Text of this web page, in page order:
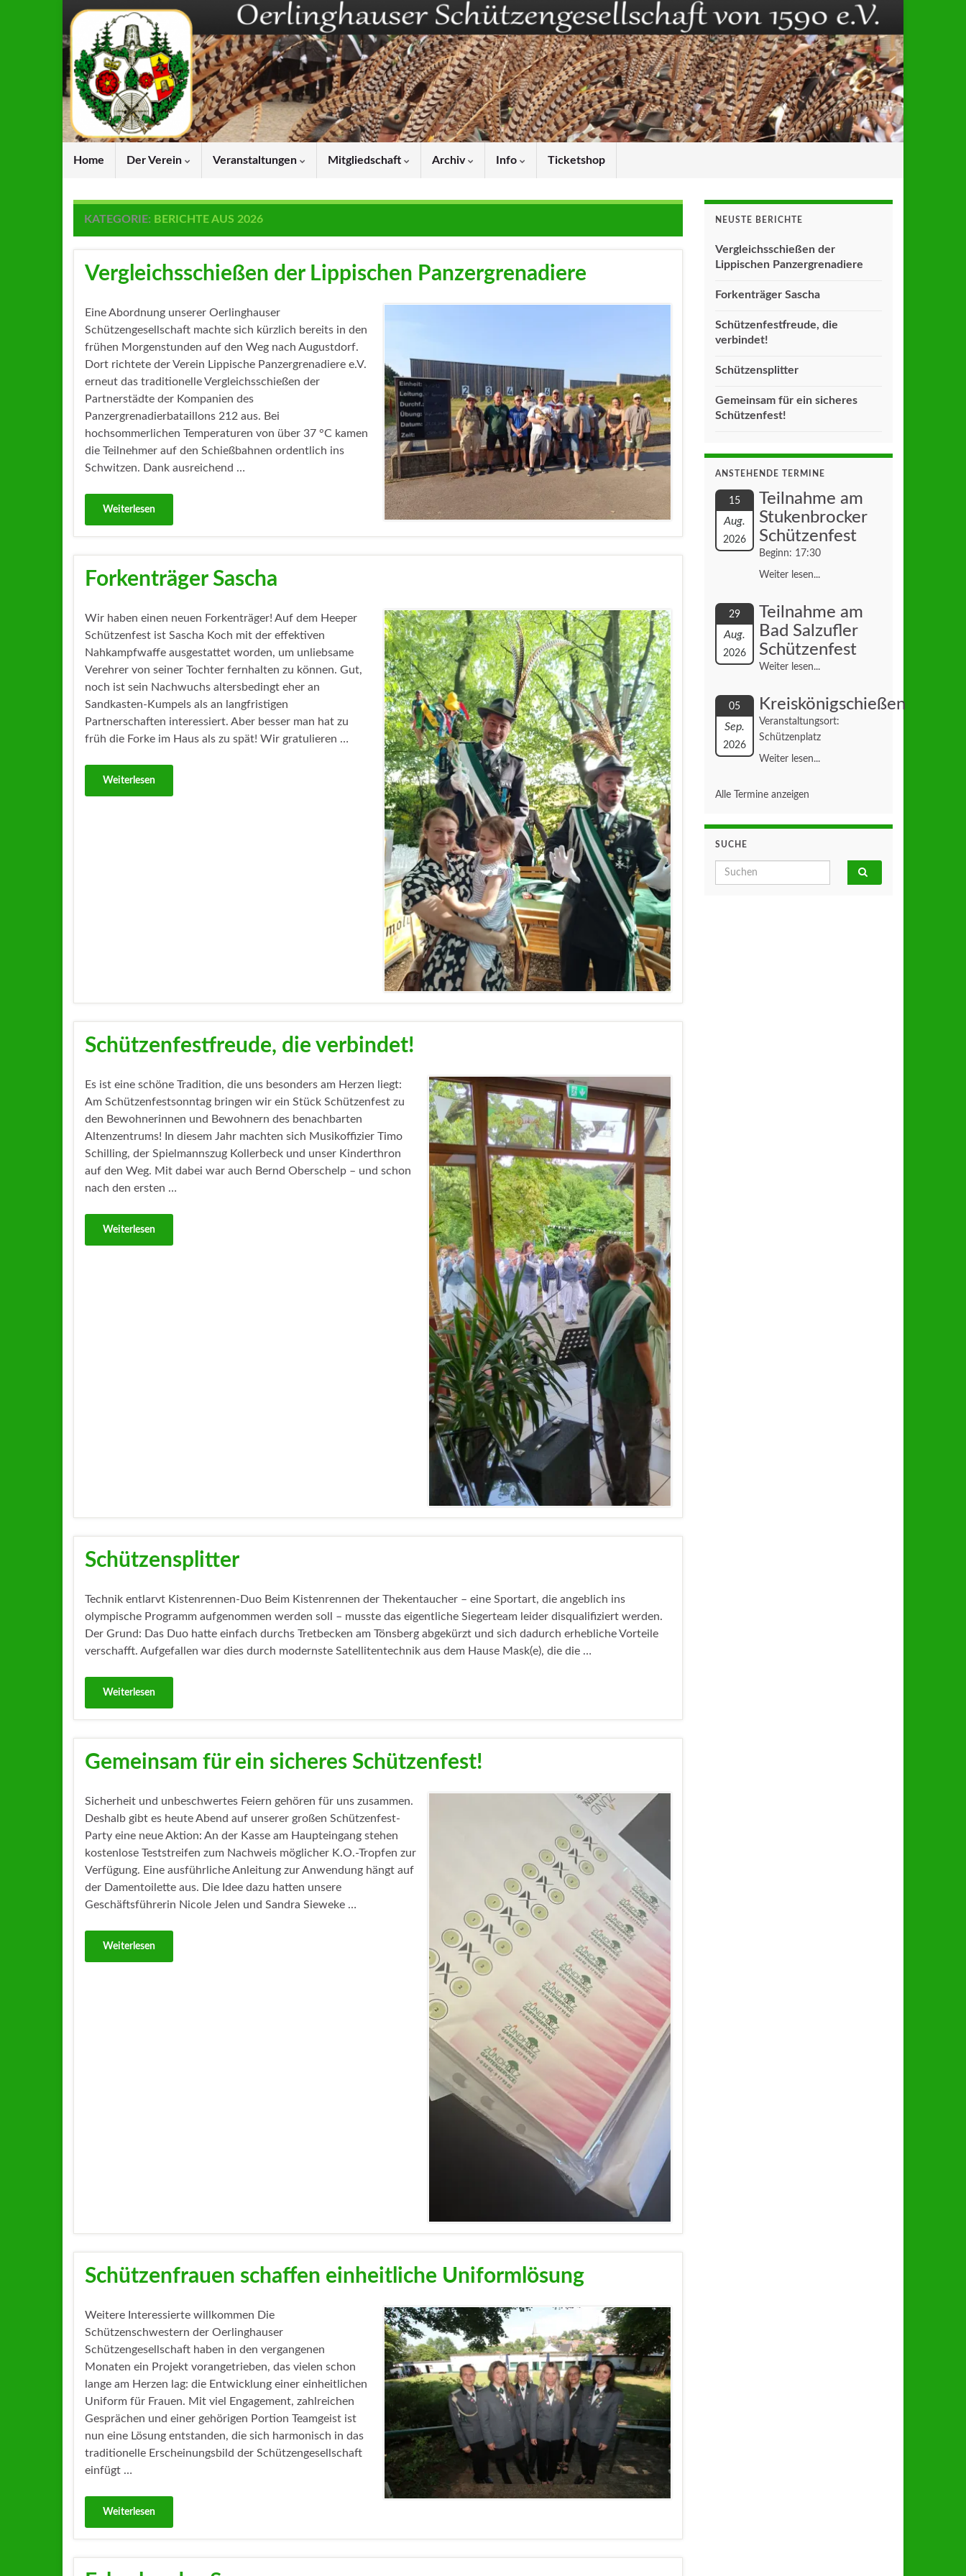
Home Der Verein Veranstaltungen Mitgliedschaft Archiv Info Ticketshop
KATEGORIE: BERICHTE AUS 2026
Vergleichsschießen der Lippischen Panzergrenadiere
Eine Abordnung unserer Oerlinghauser
Schützengesellschaft machte sich kürzlich bereits in den
frühen Morgenstunden auf den Weg nach Augustdorf.
Dort richtete der Verein Lippische Panzergrenadiere e.V.
erneut das traditionelle Vergleichsschießen der
Partnerstädte der Kompanien des
Panzergrenadierbataillons 212 aus. Bei
hochsommerlichen Temperaturen von über 37 °C kamen
die Teilnehmer auf den Schießbahnen ordentlich ins
Schwitzen. Dank ausreichend …
Weiterlesen
Forkenträger Sascha
Wir haben einen neuen Forkenträger! Auf dem Heeper
Schützenfest ist Sascha Koch mit der effektiven
Nahkampfwaffe ausgestattet worden, um unliebsame
Verehrer von seiner Tochter fernhalten zu können. Gut,
noch ist sein Nachwuchs altersbedingt eher an
Sandkasten-Kumpels als an langfristigen
Partnerschaften interessiert. Aber besser man hat zu
früh die Forke im Haus als zu spät! Wir gratulieren …
Weiterlesen
Schützenfestfreude, die verbindet!
Es ist eine schöne Tradition, die uns besonders am Herzen liegt:
Am Schützenfestsonntag bringen wir ein Stück Schützenfest zu
den Bewohnerinnen und Bewohnern des benachbarten
Altenzentrums! In diesem Jahr machten sich Musikoffizier Timo
Schilling, der Spielmannszug Kollerbeck und unser Kinderthron
auf den Weg. Mit dabei war auch Bernd Oberschelp – und schon
nach den ersten …
Weiterlesen
Schützensplitter
Technik entlarvt Kistenrennen-Duo Beim Kistenrennen der Thekentaucher – eine Sportart, die angeblich ins
olympische Programm aufgenommen werden soll – musste das eigentliche Siegerteam leider disqualifiziert werden.
Der Grund: Das Duo hatte einfach durchs Tretbecken am Tönsberg abgekürzt und sich dadurch erhebliche Vorteile
verschafft. Aufgefallen war dies durch modernste Satellitentechnik aus dem Hause Mask(e), die die …
Weiterlesen
Gemeinsam für ein sicheres Schützenfest!
Sicherheit und unbeschwertes Feiern gehören für uns zusammen.
Deshalb gibt es heute Abend auf unserer großen Schützenfest-
Party eine neue Aktion: An der Kasse am Haupteingang stehen
kostenlose Teststreifen zum Nachweis möglicher K.O.-Tropfen zur
Verfügung. Eine ausführliche Anleitung zur Anwendung hängt auf
der Damentoilette aus. Die Idee dazu hatten unsere
Geschäftsführerin Nicole Jelen und Sandra Sieweke …
Weiterlesen
Schützenfrauen schaffen einheitliche Uniformlösung
Weitere Interessierte willkommen Die
Schützenschwestern der Oerlinghauser
Schützengesellschaft haben in den vergangenen
Monaten ein Projekt vorangetrieben, das vielen schon
lange am Herzen lag: die Entwicklung einer einheitlichen
Uniform für Frauen. Mit viel Engagement, zahlreichen
Gesprächen und einer gehörigen Portion Teamgeist ist
nun eine Lösung entstanden, die sich harmonisch in das
traditionelle Erscheinungsbild der Schützengesellschaft
einfügt …
Weiterlesen
NEUSTE BERICHTE
Vergleichsschießen der
Lippischen Panzergrenadiere
Forkenträger Sascha
Schützenfestfreude, die
verbindet!
Schützensplitter
Gemeinsam für ein sicheres
Schützenfest!
ANSTEHENDE TERMINE
15
Aug.
2026
Teilnahme am
Stukenbrocker
Schützenfest
Beginn: 17:30
Weiter lesen...
29
Aug.
2026
Teilnahme am
Bad Salzufler
Schützenfest
Weiter lesen...
05
Sep.
2026
Kreiskönigschießen
Veranstaltungsort:
Schützenplatz
Weiter lesen...
Alle Termine anzeigen
SUCHE
Search for: